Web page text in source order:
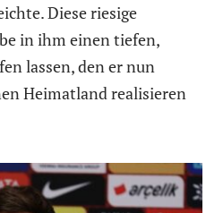
Diese riesige
in ihm einen tiefen,
lassen, den er nun
Heimatland realisieren